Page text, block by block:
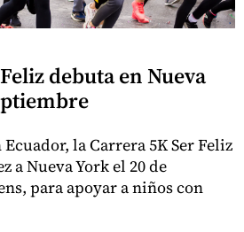
debuta en Nueva
la Carrera 5K Ser Feliz
a Nueva York el 20 de
para apoyar a niños con